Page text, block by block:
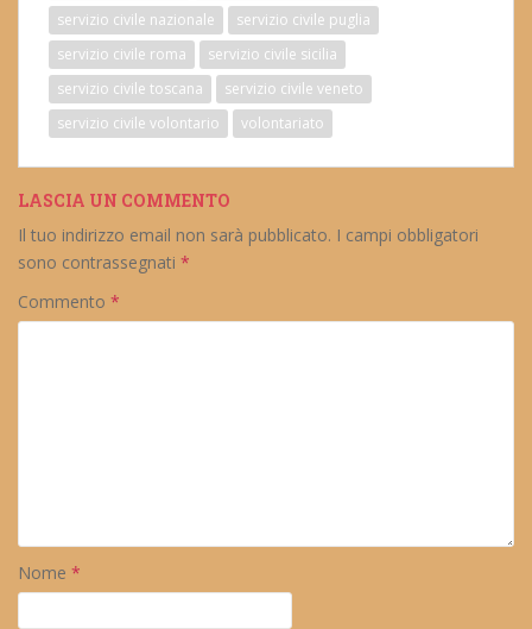
servizio civile nazionale
servizio civile puglia
servizio civile roma
servizio civile sicilia
servizio civile toscana
servizio civile veneto
servizio civile volontario
volontariato
LASCIA UN COMMENTO
Il tuo indirizzo email non sarà pubblicato. I campi obbligatori
sono contrassegnati *
Commento *
Nome *